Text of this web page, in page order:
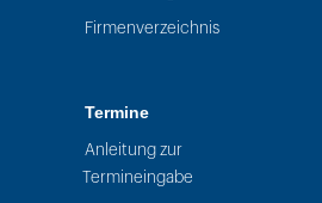
Firmenverzeichnis
Termine
Anleitung zur
Termineingabe